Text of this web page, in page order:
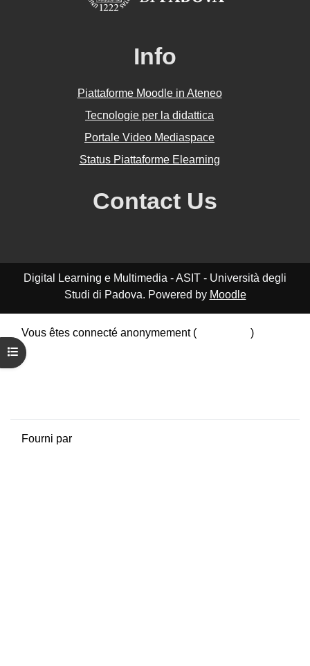
Ouvrir l’index du cours
Info
Piattaforme Moodle in Ateneo
Tecnologie per la didattica
Portale Video Mediaspace
Status Piattaforme Elearning
Contact Us
Digital Learning e Multimedia - ASIT - Università degli
Studi di Padova. Powered by Moodle
Vous êtes connecté anonymement (
)
Résumé de conservation de données
Politiques
Fourni par